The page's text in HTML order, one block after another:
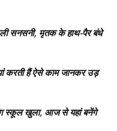
सनसनी, मृतक के हाथ-पैर बंधे
करती हैं ऐसे काम जानकर उड़
स्कूल खुला, आज से यहां बनेंगे